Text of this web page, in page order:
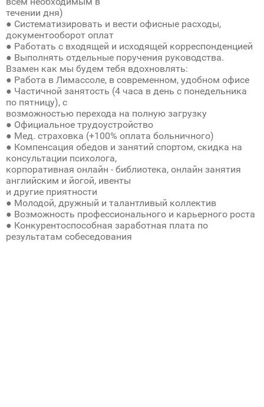
течении дня)
● Систематизировать и вести офисные расходы,
документооборот оплат
● Работать с входящей и исходящей корреспонденцией
● Выполнять отдельные поручения руководства.
Взамен как мы будем тебя вдохновлять:
● Работа в Лимассоле, в современном, удобном офисе
● Частичной занятость (4 часа в день с понедельника
по пятницу), с
возможностью перехода на полную загрузку
● Официальное трудоустройство
● Мед. страховка (+100% оплата больничного)
● Компенсация обедов и занятий спортом, скидка на
консультации психолога,
корпоративная онлайн - библиотека, онлайн занятия
английским и йогой, ивенты
и другие приятности
● Молодой, дружный и талантливый коллектив
● Возможность профессионального и карьерного роста
● Конкурентоспособная заработная плата по
результатам собеседования